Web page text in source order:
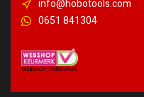
info@hobotools.com
0651 841304